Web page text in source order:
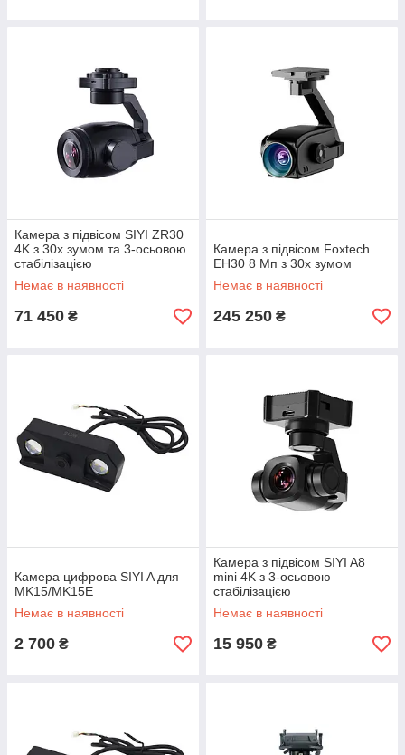
Камера з підвісом SIYI ZR30
4K з 30x зумом та 3-осьовою
стабілізацією
Немає в наявності
71 450 ₴
Камера з підвісом Foxtech
EH30 8 Мп з 30x зумом
Немає в наявності
245 250 ₴
Камера цифрова SIYI A для
MK15/MK15E
Немає в наявності
2 700 ₴
Камера з підвісом SIYI A8
mini 4K з 3-осьовою
стабілізацією
Немає в наявності
15 950 ₴